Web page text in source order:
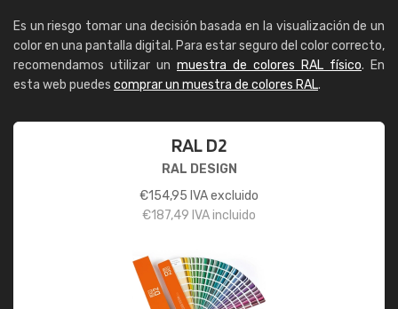
Es un riesgo tomar una decisión basada en la visualización de un
color en una pantalla digital. Para estar seguro del color correcto,
recomendamos utilizar un muestra de colores RAL físico. En
esta web puedes comprar un muestra de colores RAL.
RAL D2
RAL DESIGN
€154,95 IVA excluido
€187,49 IVA incluido